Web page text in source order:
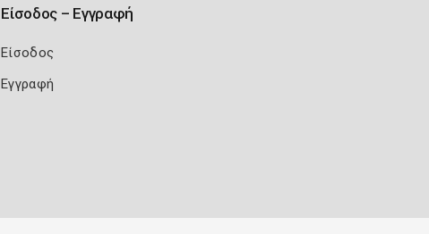
Είσοδος – Εγγραφή
Είσοδος
Εγγραφή